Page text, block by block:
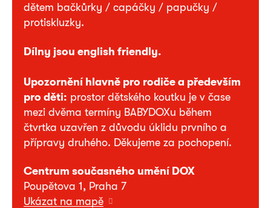
dětem bačkůrky / capáčky / papučky /
protiskluzky.
Dílny jsou english friendly.
Upozornění hlavně pro rodiče a především
pro děti: prostor dětského koutku je v čase
mezi dvěma termíny BABYDOXu během
čtvrtka uzavřen z důvodu úklidu prvního a
přípravy druhého. Děkujeme za pochopení.
Centrum současného umění DOX
Poupětova 1, Praha 7
Ukázat na mapě